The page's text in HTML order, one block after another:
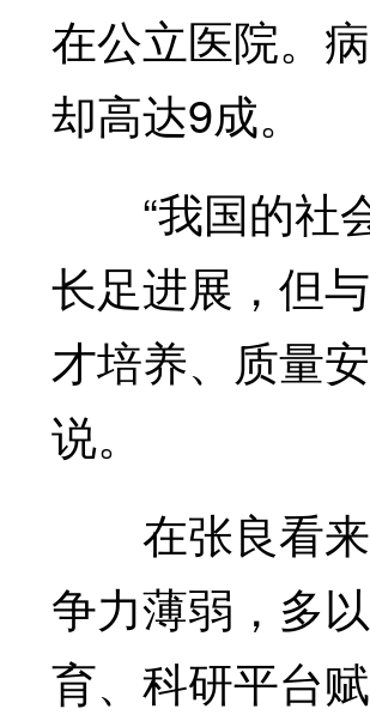
在公立医院。
却高达9成。
“我国的社会
长足进展，但
才培养、质量
说。
在张良看来
争力薄弱，多
育、科研平台